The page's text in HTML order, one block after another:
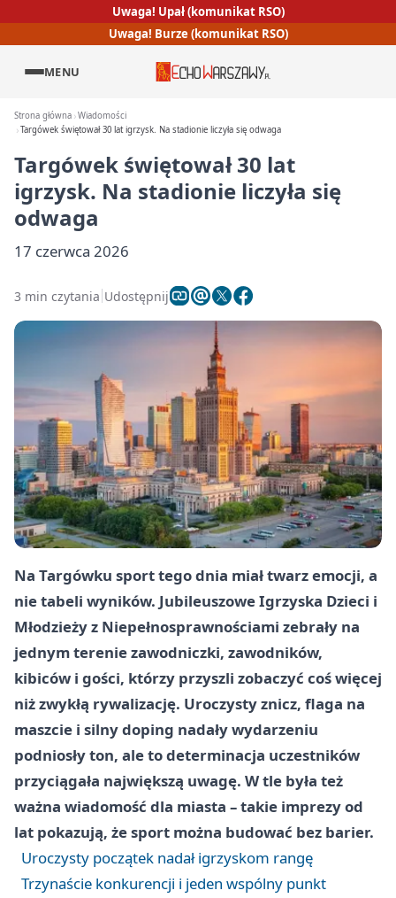
Uwaga! Upał (komunikat RSO)
Uwaga! Burze (komunikat RSO)
MENU
Strona główna Wiadomości
Targówek świętował 30 lat igrzysk. Na stadionie liczyła się odwaga
Targówek świętował 30 lat
igrzysk. Na stadionie liczyła się
odwaga
17 czerwca 2026
3 min czytania Udostępnij
Na Targówku sport tego dnia miał twarz emocji, a
nie tabeli wyników. Jubileuszowe Igrzyska Dzieci i
Młodzieży z Niepełnosprawnościami zebrały na
jednym terenie zawodniczki, zawodników,
kibiców i gości, którzy przyszli zobaczyć coś więcej
niż zwykłą rywalizację. Uroczysty znicz, flaga na
maszcie i silny doping nadały wydarzeniu
podniosły ton, ale to determinacja uczestników
przyciągała największą uwagę. W tle była też
ważna wiadomość dla miasta – takie imprezy od
lat pokazują, że sport można budować bez barier.
Uroczysty początek nadał igrzyskom rangę
Trzynaście konkurencji i jeden wspólny punkt